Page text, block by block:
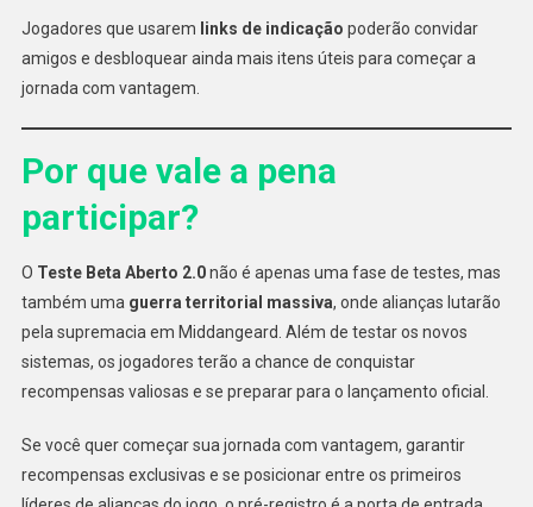
Jogadores que usarem links de indicação poderão convidar
amigos e desbloquear ainda mais itens úteis para começar a
jornada com vantagem.
Por que vale a pena
participar?
O Teste Beta Aberto 2.0não é apenas uma fase de testes, mas
também uma guerra territorial massiva, onde alianças lutarão
pela supremacia em Middangeard. Além de testar os novos
sistemas, os jogadores terão a chance de conquistar
recompensas valiosas e se preparar para o lançamento oficial.
Se você quer começar sua jornada com vantagem, garantir
recompensas exclusivas e se posicionar entre os primeiros